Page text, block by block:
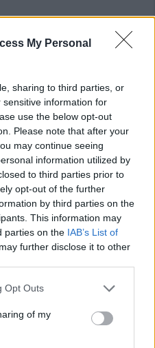
My Personal
sharing to third parties, or
information for
use the below opt-out
Please note that after your
may continue seeing
information utilized by
to third parties prior to
opt-out of the further
by third parties on the
This information may
parties on the IAB’s List of
further disclose it to other
Opt Outs
of my